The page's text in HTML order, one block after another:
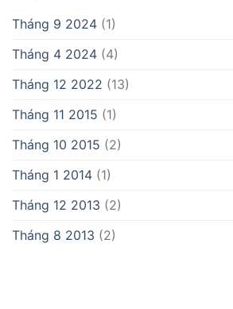
Tháng 9 2024 (1)
Tháng 4 2024 (4)
Tháng 12 2022 (13)
Tháng 11 2015 (1)
Tháng 10 2015 (2)
Tháng 1 2014 (1)
Tháng 12 2013 (2)
Tháng 8 2013 (2)